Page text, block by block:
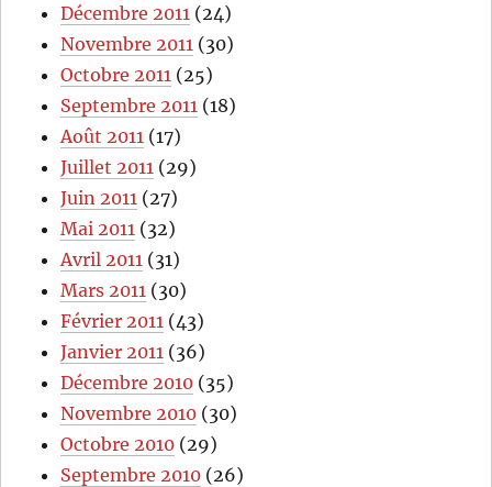
Décembre 2011 (24)
Novembre 2011 (30)
Octobre 2011 (25)
Septembre 2011 (18)
Août 2011 (17)
Juillet 2011 (29)
Juin 2011 (27)
Mai 2011 (32)
Avril 2011 (31)
Mars 2011 (30)
Février 2011 (43)
Janvier 2011 (36)
Décembre 2010 (35)
Novembre 2010 (30)
Octobre 2010 (29)
Septembre 2010 (26)